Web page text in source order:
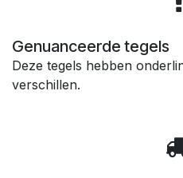
Genuanceerde tegels
Deze tegels hebben
verschillen.